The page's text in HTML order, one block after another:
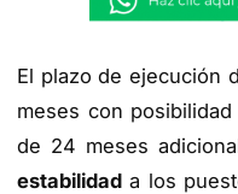
El plazo de ejecución
meses con
de 24 meses
estabilidad a los